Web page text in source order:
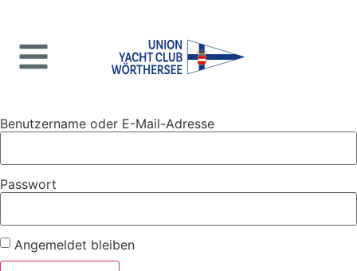
Benutzername oder E-Mail-Adresse
Passwort
Angemeldet bleiben